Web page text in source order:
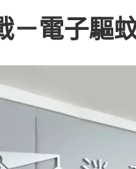
－電子驅